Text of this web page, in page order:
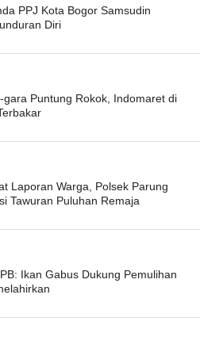
PPJ Kota Bogor Samsudin
Diri
gara Puntung Rokok, Indomaret di
Laporan Warga, Polsek Parung
Tawuran Puluhan Remaja
Ikan Gabus Dukung Pemulihan